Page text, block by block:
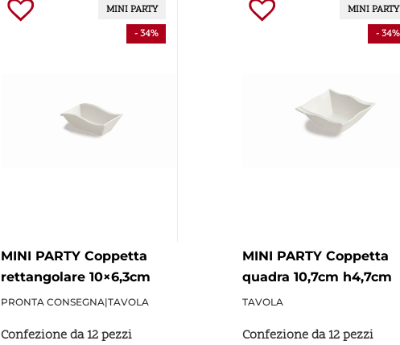
MINI PARTY Coppetta
rettangolare 10×6,3cm
h3,8cm - 12 Pezzi
PRONTA CONSEGNA|TAVOLA
Confezione da 12 pezzi
- 34%
MINI PARTY
MINI PARTY Coppetta
quadra 10,7cm h4,7cm
CC190 - 12 Pezzi
TAVOLA
Confezione da 12 pezzi
- 34%
MINI PARTY